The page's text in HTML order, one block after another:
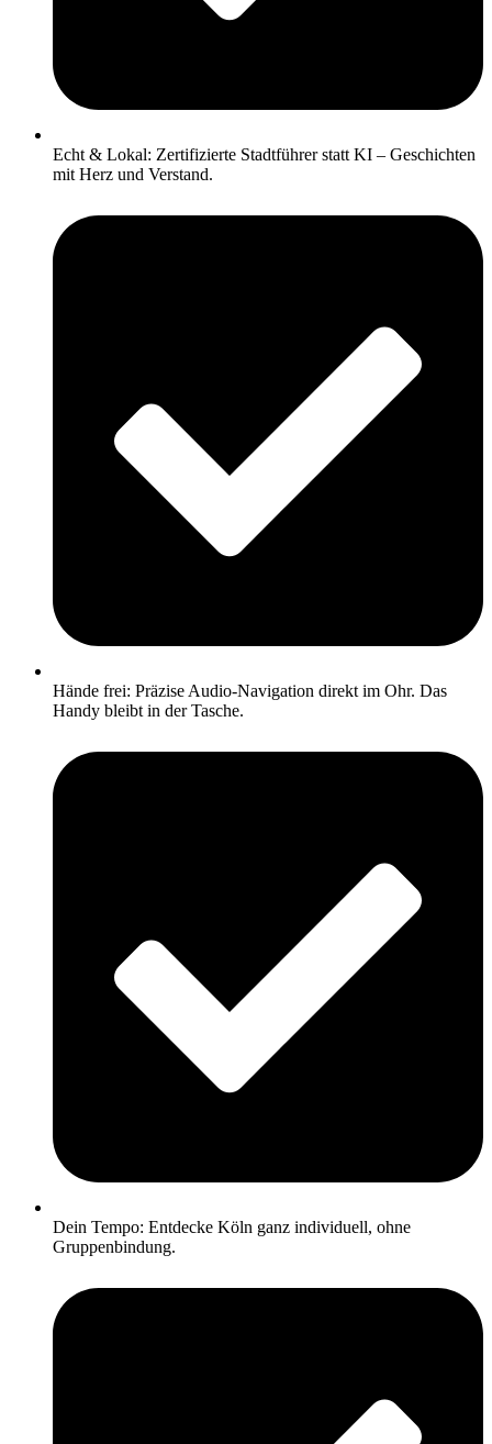
Echt & Lokal: Zertifizierte Stadtführer statt KI – Geschichten
mit Herz und Verstand.
Hände frei: Präzise Audio-Navigation direkt im Ohr. Das
Handy bleibt in der Tasche.
Dein Tempo: Entdecke Köln ganz individuell, ohne
Gruppenbindung.